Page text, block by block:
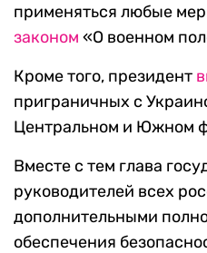
применяться любые
законом «О военном
Кроме того, президент
приграничных с
Центральном и Южном
Вместе с тем глава
руководителей всех
дополнительными
обеспечения